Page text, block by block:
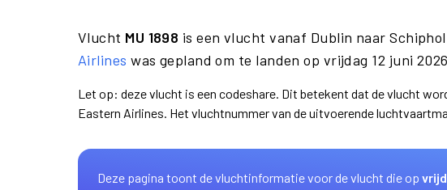
Vlucht MU 1898 is een vlucht vanaf Dublin naar
Airlines was gepland om te landen op vrijdag 12 juni
Let op: deze vlucht is een codeshare. Dit betekent dat de vlucht
Eastern Airlines. Het vluchtnummer van de uitvoerende
Deze pagina toont de vluchtinformatie voor de vlucht die op